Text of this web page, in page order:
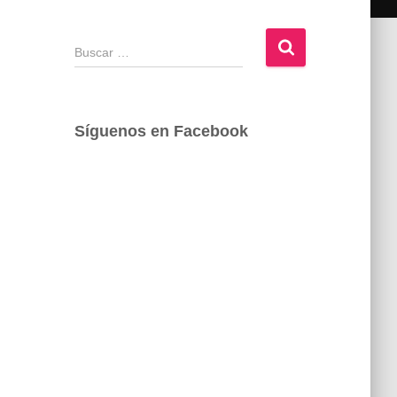
B
u
a
Síguenos en Facebook